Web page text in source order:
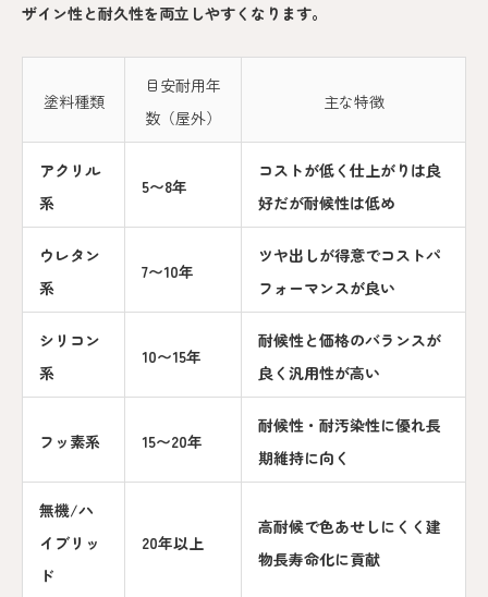
ザイン性と耐久性を両立しやすくなります。
塗料種類
目安耐用年
数（屋外）
主な特徴
アクリル
系
5〜8年
コストが低く仕上がりは良
好だが耐候性は低め
ウレタン
系
7〜10年
ツヤ出しが得意でコストパ
フォーマンスが良い
シリコン
系
10〜15年
耐候性と価格のバランスが
良く汎用性が高い
フッ素系 15〜20年
耐候性・耐汚染性に優れ長
期維持に向く
無機/ハ
イブリッ
ド
20年以上
高耐候で色あせしにくく建
物長寿命化に貢献